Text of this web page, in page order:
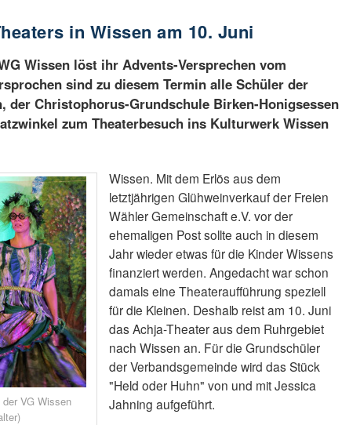
in Wissen am 10. Juni
Wissen löst ihr Advents-Versprechen vom
sind zu diesem Termin alle Schüler der
der Christophorus-Grundschule Birken-Honigsessen
zum Theaterbesuch ins Kulturwerk Wissen
VG Wissen
Wissen. Mit dem Erlös aus dem
letztjährigen Glühweinverkauf der Freien
Wähler Gemeinschaft e.V. vor der
ehemaligen Post sollte auch in diesem
Jahr wieder etwas für die Kinder Wissens
finanziert werden. Angedacht war schon
damals eine Theateraufführung speziell
für die Kleinen. Deshalb reist am 10. Juni
das Achja-Theater aus dem Ruhrgebiet
nach Wissen an. Für die Grundschüler
der Verbandsgemeinde wird das Stück
"Held oder Huhn" von und mit Jessica
Jahning aufgeführt.